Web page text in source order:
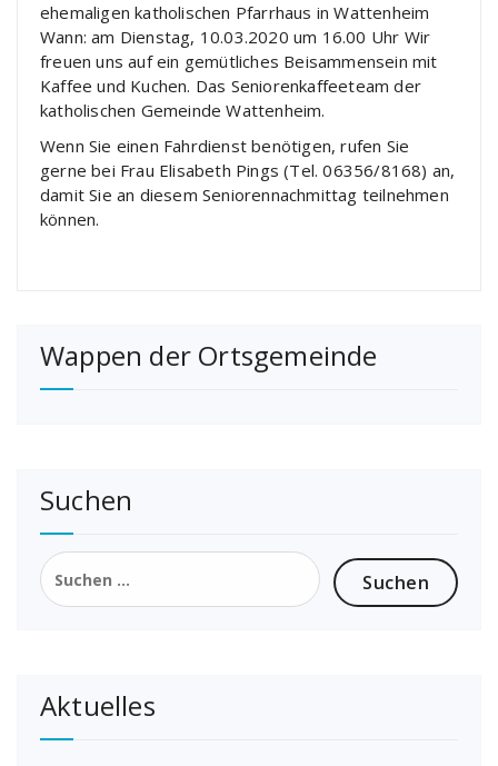
ehemaligen katholischen Pfarrhaus in Wattenheim
Wann: am Dienstag, 10.03.2020 um 16.00 Uhr Wir
freuen uns auf ein gemütliches Beisammensein mit
Kaffee und Kuchen. Das Seniorenkaffeeteam der
katholischen Gemeinde Wattenheim.
Wenn Sie einen Fahrdienst benötigen, rufen Sie
gerne bei Frau Elisabeth Pings (Tel. 06356/8168) an,
damit Sie an diesem Seniorennachmittag teilnehmen
können.
Wappen der Ortsgemeinde
Suchen
Suchen
nach:
Aktuelles